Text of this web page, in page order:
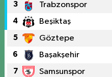
3 Trabzonspor
4 Beşiktaş
5 Göztepe
6 Başakşehir
7 Samsunspor